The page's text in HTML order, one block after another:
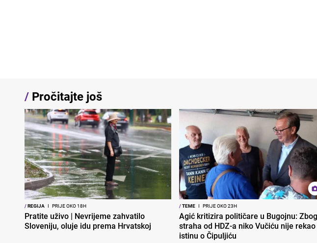
/ Pročitajte još
/REGIJA I PRIJE OKO 18H
Pratite uživo | Nevrijeme zahvatilo
Sloveniju, oluje idu prema Hrvatskoj
/TEME I PRIJE OKO 23H
Agić kritizira političare u Bugojnu: Zbog
straha od HDZ-a niko Vučiću nije rekao
istinu o Čipuljiću